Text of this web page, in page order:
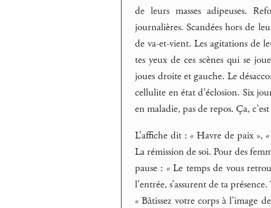
de leurs masses adipeuses.
journalières. Scandées hors de
de va-et-vient. Les agitations de
tes yeux de ces scènes qui se
joues droite et gauche. Le
cellulite en état d’éclosion. Six
en maladie, pas de repos. Ça,
L’affiche dit : « Havre de paix »,
La rémission de soi. Pour des
pause : « Le temps de vous
l’entrée, s’assurent de ta
« Bâtissez votre corps à l’image